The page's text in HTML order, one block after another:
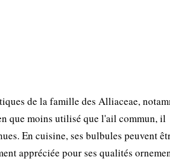
de la famille des Alliaceae,
que moins utilisé que l'ail commun, il
En cuisine, ses bulbules peuvent
appréciée pour ses qualités